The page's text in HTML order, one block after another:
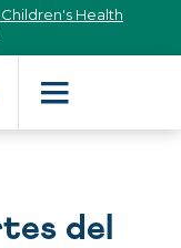
Health
del